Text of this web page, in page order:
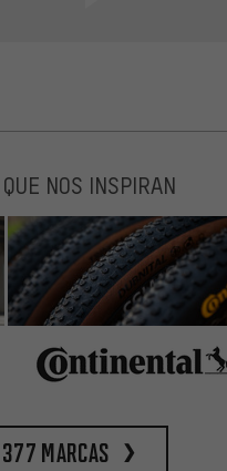
NOS INSPIRAN
marcas